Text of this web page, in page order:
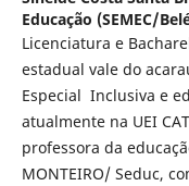
Educação (SEMEC/
Licenciatura e
estadual vale do
Especial Inclusiva e
atualmente na UEI
professora da
MONTEIRO/ Seduc,